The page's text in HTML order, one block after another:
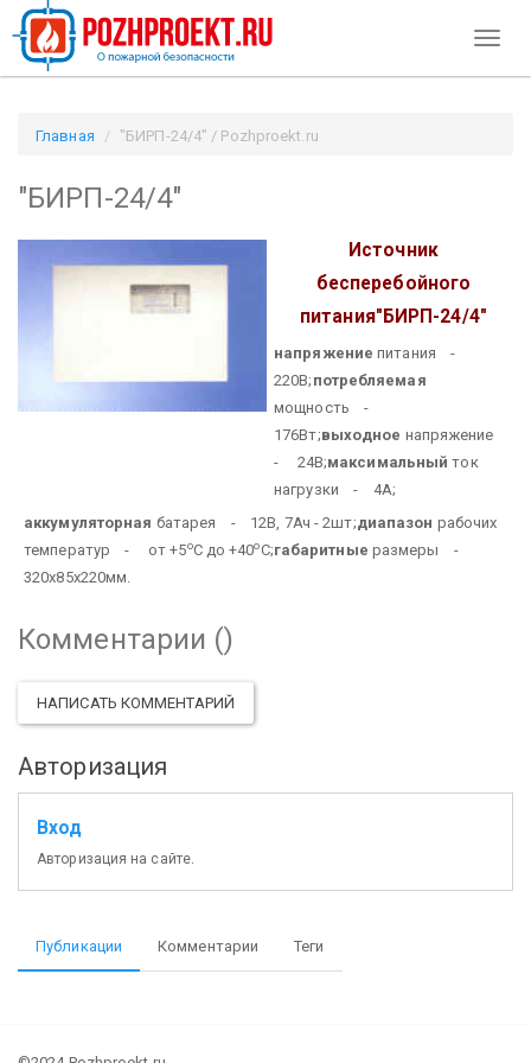
Главная "БИРП-24/4" / Pozhproekt.ru
"БИРП-24/4"
Источник
бесперебойного
питания"БИРП-24/4"
напряжение питания -
220В; потребляемая
мощность -
176Вт;выходное напряжение
- 24В;максимальный ток
нагрузки - 4А;
аккумуляторная батарея - 12В, 7Ач - 2шт;диапазон рабочих
температур - от +5оС до +40оС;габаритные размеры -
320х85х220мм.
Комментарии ()
НАПИСАТЬ КОММЕНТАРИЙ
Авторизация
Вход
Авторизация на сайте.
Публикации Комментарии Теги